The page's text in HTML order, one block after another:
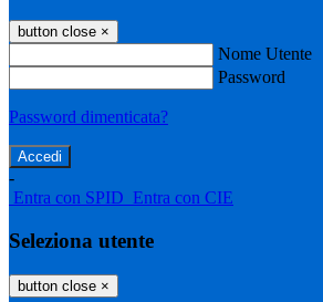
button close ×
Nome Utente
Password
Password dimenticata?
-
Entra con SPID Entra con CIE
Seleziona utente
button close ×